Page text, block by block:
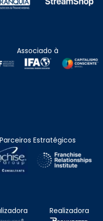
Associado à
Parceiros Estratégicos
Realizadora